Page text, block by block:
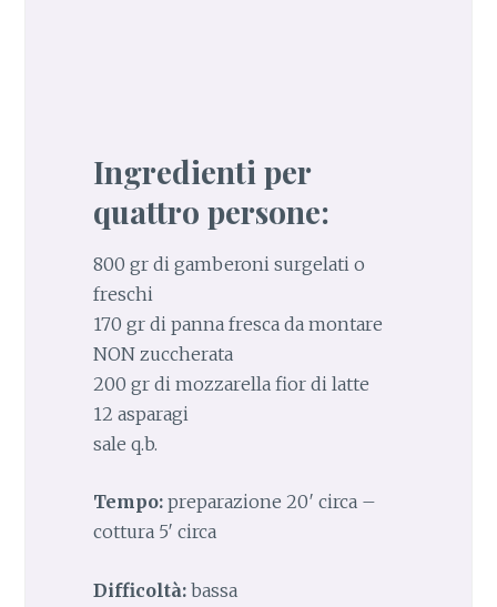
Ingredienti per
quattro persone:
800 gr di gamberoni surgelati o
freschi
170 gr di panna fresca da montare
NON zuccherata
200 gr di mozzarella fior di latte
12 asparagi
sale q.b.
Tempo:preparazione 20′ circa –
cottura 5′ circa
Difficoltà:bassa